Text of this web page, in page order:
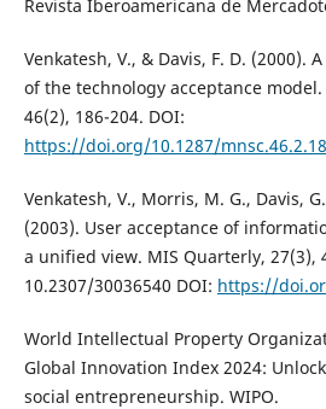
Revista Iberoamericana de
Venkatesh, V., & Davis, F. D. (2000).
of the technology acceptance
46(2), 186-204. DOI:
https://doi.org/10.1287/
Venkatesh, V., Morris, M. G., Davis,
(2003). User acceptance of
a unified view. MIS Quarterly, 27(3),
10.2307/30036540 DOI: https://
World Intellectual Property
Global Innovation Index 2024:
social entrepreneurship. WIPO.